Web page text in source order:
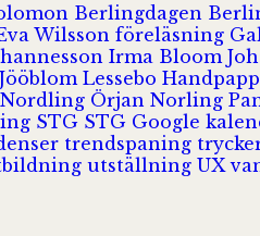
Berlingdagen
Wilsson föreläsning
Irma Bloom
Lessebo
Örjan Norling
STG STG Google
trendspaning
utställning UX